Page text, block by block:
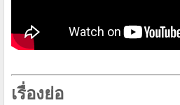
เรื่องย่อ